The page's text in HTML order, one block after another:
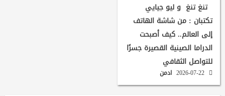
تنغ تنغ و ليو جيايي
تكتبان : من شاشة الهاتف
إلى العالم.. كيف أصبحت
الدراما الصينية القصيرة جسرًا
للتواصل الثقافي
ادمن